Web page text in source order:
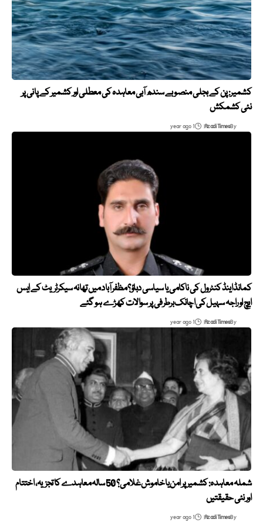
کشمیر: پن کے بجلی منصوبے سندھ آبی معاہدہ کی معطلی اور کشمیر کے پانی پر
نئی کشمکش
By
Azadi Times
1 year ago
کمانڈ اینڈ کنٹرول کی ناکامی یا سیاسی دباؤ؟ مظفرآباد میں تھانہ سیکرٹریٹ کے ایس
ایچ او راجہ سہیل کی اچانک برطرفی پر سوالات کھڑے ہو گئے
By
Azadi Times
1 year ago
شملہ معاہدہ: کشمیر پر امن یا خاموش غلامی؟ 50 سالہ معاہدے کا تجزیہ، اختتام
اور نئی حقیقتیں
By
Azadi Times
1 year ago